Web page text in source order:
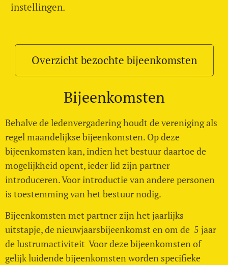
instellingen.
Overzicht bezochte bijeenkomsten
Bijeenkomsten
Behalve de ledenvergadering houdt de vereniging als
regel maandelijkse bijeenkomsten. Op deze
bijeenkomsten kan, indien het bestuur daartoe de
mogelijkheid opent, ieder lid zijn partner
introduceren. Voor introductie van andere personen
is toestemming van het bestuur nodig.
Bijeenkomsten met partner zijn het jaarlijks
uitstapje, de nieuwjaarsbijeenkomst en om de 5 jaar
de lustrumactiviteit Voor deze bijeenkomsten of
gelijk luidende bijeenkomsten worden specifieke